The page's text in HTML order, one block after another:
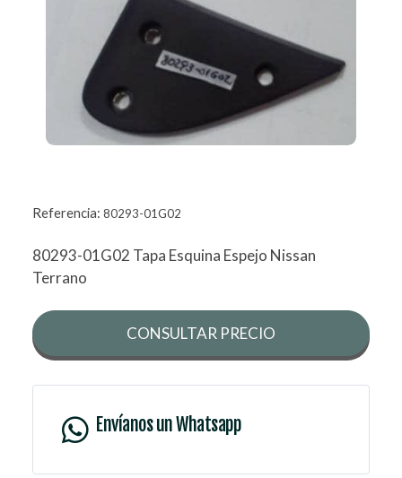
Referencia: 80293-01G02
80293-01G02 Tapa Esquina Espejo Nissan
Terrano
CONSULTAR PRECIO
Envíanos un Whatsapp